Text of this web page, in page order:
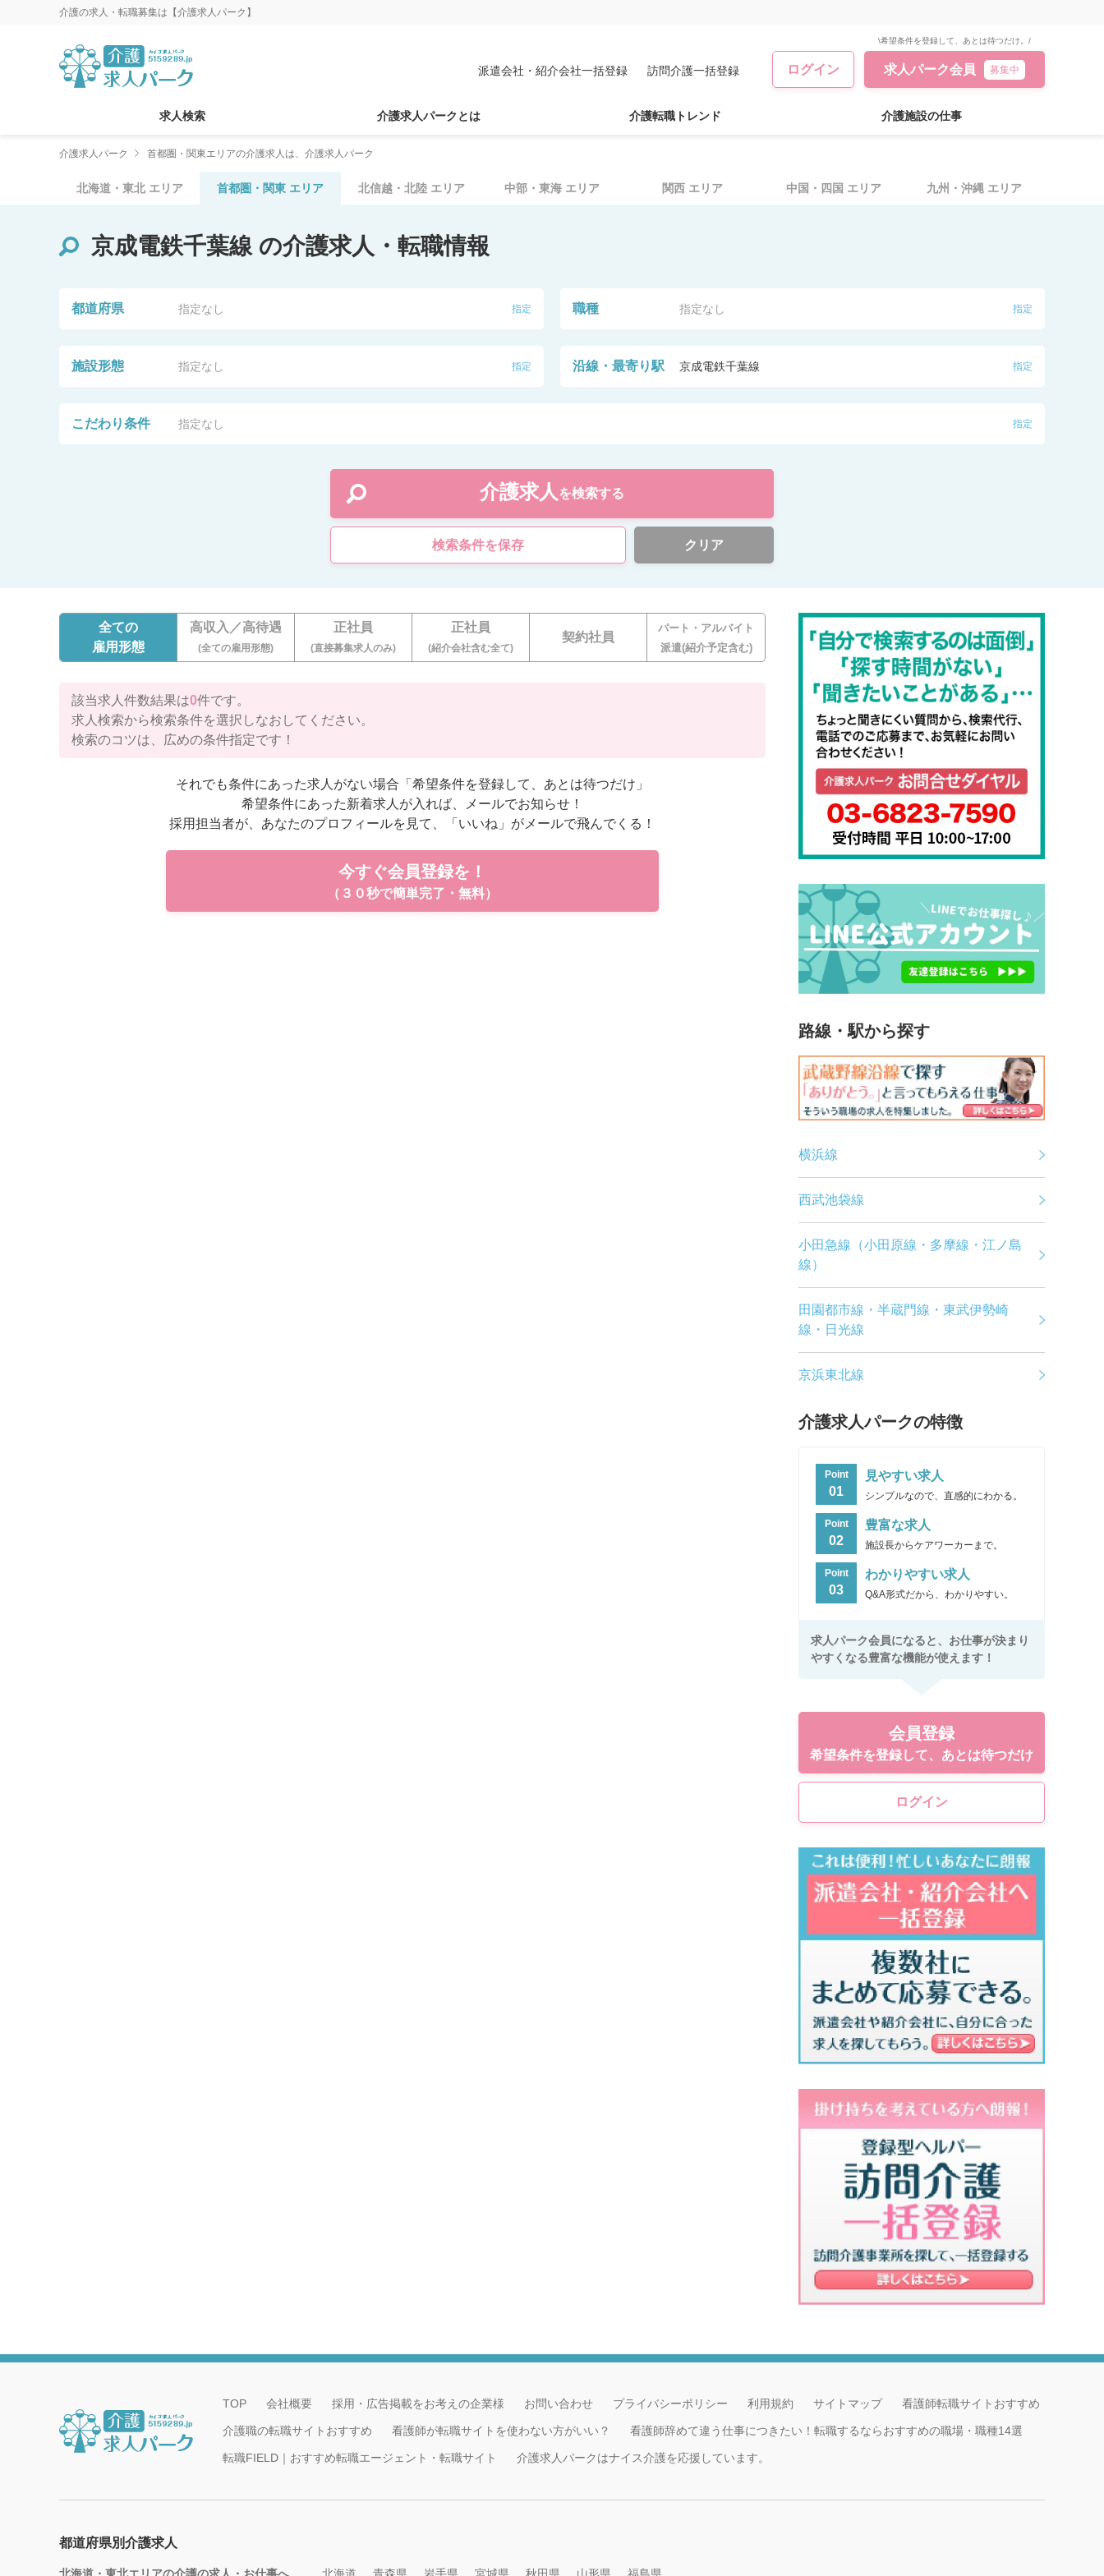
介護の求人・転職募集は【介護求人パーク】
派遣会社・紹介会社一括登録 訪問介護一括登録 ログイン
\希望条件を登録して、あとは待つだけ。/
求人パーク会員 募集中
求人検索 介護求人パークとは 介護転職トレンド 介護施設の仕事
介護求人パーク 首都圏・関東エリアの介護求人は、介護求人パーク
北海道・東北 エリア 首都圏・関東 エリア 北信越・北陸 エリア 中部・東海 エリア 関西 エリア 中国・四国 エリア 九州・沖縄 エリア
京成電鉄千葉線 の介護求人・転職情報
都道府県 指定なし 指定 職種 指定なし 指定
施設形態 指定なし 指定 沿線・最寄り駅 京成電鉄千葉線 指定
こだわり条件 指定なし 指定
介護求人 を検索する
検索条件を保存 クリア
全ての
雇用形態
高収入／高待遇
(全ての雇用形態)
正社員
(直接募集求人のみ)
正社員
(紹介会社含む全て)
契約社員
パート・アルバイト
派遣(紹介予定含む)
該当求人件数結果は0件です。
求人検索から検索条件を選択しなおしてください。
検索のコツは、広めの条件指定です！
それでも条件にあった求人がない場合「希望条件を登録して、あとは待つだけ」
希望条件にあった新着求人が入れば、メールでお知らせ！
採用担当者が、あなたのプロフィールを見て、「いいね」がメールで飛んでくる！
今すぐ会員登録を！
（３０秒で簡単完了・無料）
路線・駅から探す
横浜線
西武池袋線
小田急線（小田原線・多摩線・江ノ島
線）
田園都市線・半蔵門線・東武伊勢崎
線・日光線
京浜東北線
介護求人パークの特徴
Point
01
見やすい求人
シンプルなので、直感的にわかる。
Point
02
豊富な求人
施設長からケアワーカーまで。
Point
03
わかりやすい求人
Q&A形式だから、わかりやすい。
求人パーク会員になると、お仕事が決まり
やすくなる豊富な機能が使えます！
会員登録
希望条件を登録して、あとは待つだけ
ログイン
TOP 会社概要 採用・広告掲載をお考えの企業様 お問い合わせ プライバシーポリシー 利用規約 サイトマップ 看護師転職サイトおすすめ
介護職の転職サイトおすすめ 看護師が転職サイトを使わない方がいい？ 看護師辞めて違う仕事につきたい！転職するならおすすめの職場・職種14選
転職FIELD｜おすすめ転職エージェント・転職サイト 介護求人パークはナイス介護を応援しています。
都道府県別介護求人